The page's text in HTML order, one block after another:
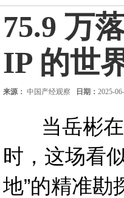
75.9 万
IP 的世
来源： 中国产经观察 日期： 2025-
当岳彬在
时，这场看
地”的精准勘